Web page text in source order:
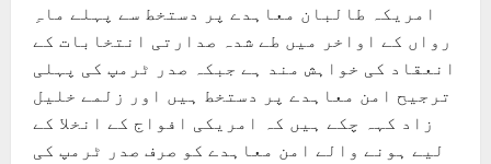
امریکہ طالبان معاہدے پر دستخط سے پہلے ماہِ
رواں کے اواخر میں طے شدہ صدارتی انتخابات کے
انعقاد کی خواہش مند ہے جبکہ صدر ٹرمپ کی پہلی
ترجیح امن معاہدے پر دستخط ہیں اور زلمے خلیل
زاد کہہ چکے ہیں کہ امریکی افواج کے انخلا کے
لیے ہونے والے امن معاہدے کو صرف صدر ٹرمپ کی